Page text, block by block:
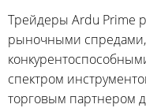
Трейдеры Ardu Prime
рыночными
спектром
торговым партнером